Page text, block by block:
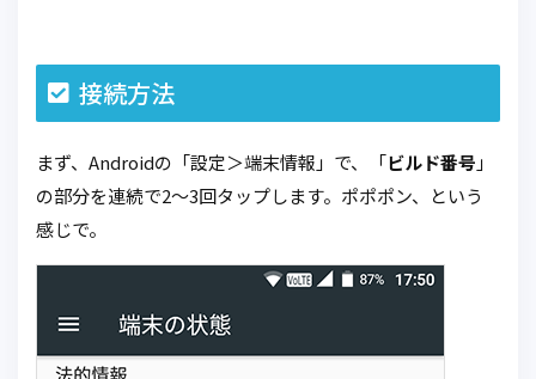
接続方法
まず、Androidの「設定＞端末情報」で、「ビルド番号 」
の部分を連続で2～3回タップします。ポポポン、という
感じで。